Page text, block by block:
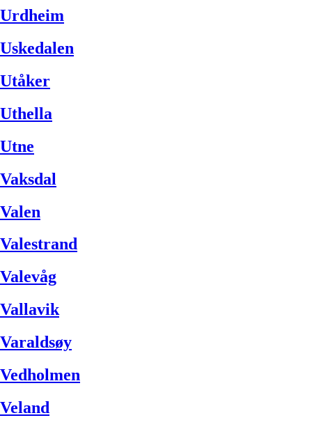
Urdheim
Uskedalen
Utåker
Uthella
Utne
Vaksdal
Valen
Valestrand
Valevåg
Vallavik
Varaldsøy
Vedholmen
Veland